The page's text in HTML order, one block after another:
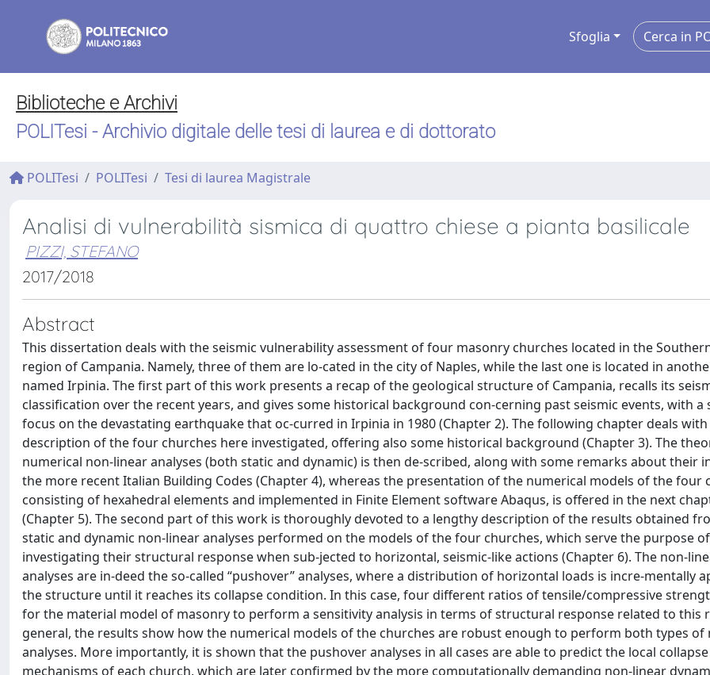
Sfoglia
Biblioteche e Archivi
POLITesi - Archivio digitale delle tesi di laurea e di dottorato
POLITesi POLITesi Tesi di laurea Magistrale
Analisi di vulnerabilità sismica di quattro chiese a pianta basilicale
PIZZI, STEFANO
2017/2018
Abstract
This dissertation deals with the seismic vulnerability assessment of four masonry churches located in the
region of Campania. Namely, three of them are lo-cated in the city of Naples, while the last one is located in
named Irpinia. The first part of this work presents a recap of the geological structure of Campania, recalls its
classification over the recent years, and gives some historical background con-cerning past seismic events, with a
focus on the devastating earthquake that oc-curred in Irpinia in 1980 (Chapter 2). The following chapter deals
description of the four churches here investigated, offering also some historical background (Chapter 3). The
numerical non-linear analyses (both static and dynamic) is then de-scribed, along with some remarks about their
the more recent Italian Building Codes (Chapter 4), whereas the presentation of the numerical models of the four
consisting of hexahedral elements and implemented in Finite Element software Abaqus, is offered in the next
(Chapter 5). The second part of this work is thoroughly devoted to a lengthy description of the results obtained
static and dynamic non-linear analyses performed on the models of the four churches, which serve the purpose of
investigating their structural response when sub-jected to horizontal, seismic-like actions (Chapter 6). The non-
analyses are in-deed the so-called “pushover” analyses, where a distribution of horizontal loads is incre-mentally
the structure until it reaches its collapse condition. In this case, four different ratios of tensile/compressive
for the material model of masonry to perform a sensitivity analysis in terms of structural response related to this
general, the results show how the numerical models of the churches are robust enough to perform both types of
analyses. More importantly, it is shown that the pushover analyses in all cases are able to predict the local collapse
mechanisms of each church, which are later confirmed by the more computationally demanding non-linear